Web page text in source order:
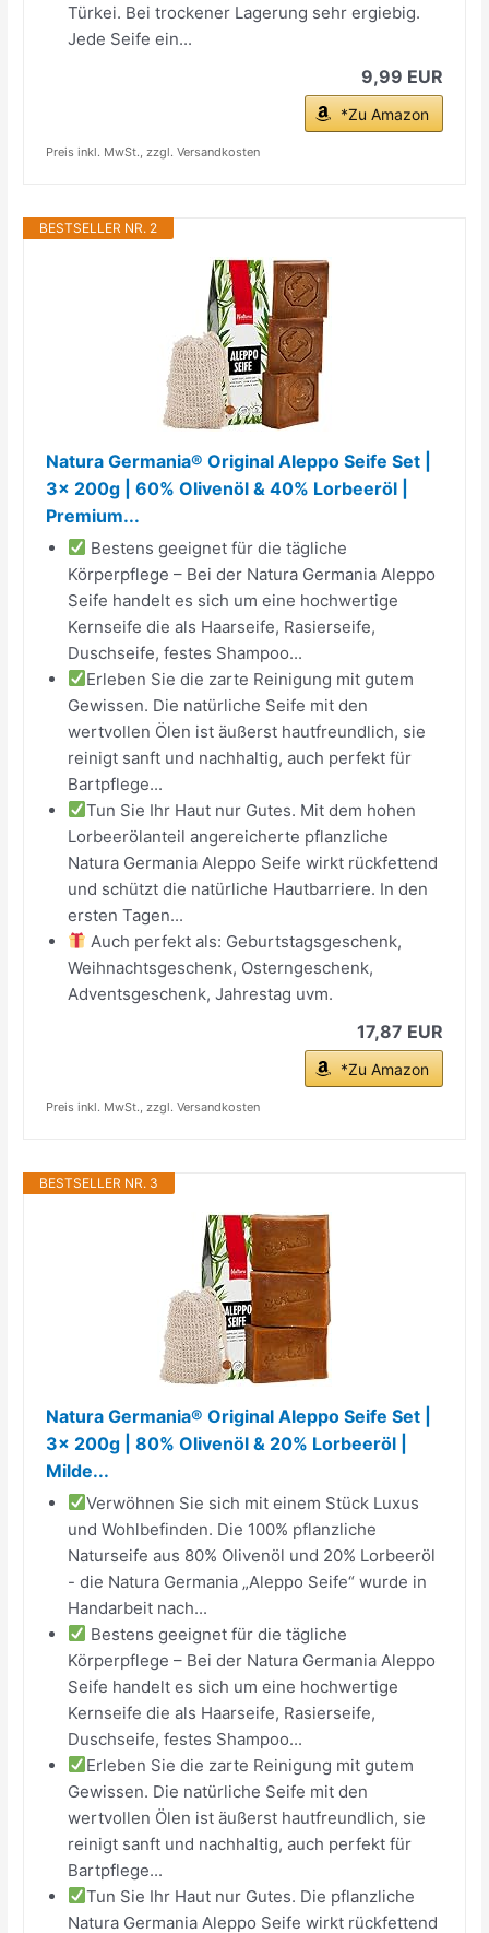
Türkei. Bei trockener Lagerung sehr ergiebig.
Jede Seife ein...
9,99 EUR
*Zu Amazon
Preis inkl. MwSt., zzgl. Versandkosten
BESTSELLER NR. 2
Natura Germania® Original Aleppo Seife Set |
3x 200g | 60% Olivenöl & 40% Lorbeeröl |
Premium...
Bestens geeignet für die tägliche
Körperpflege – Bei der Natura Germania Aleppo
Seife handelt es sich um eine hochwertige
Kernseife die als Haarseife, Rasierseife,
Duschseife, festes Shampoo...
Erleben Sie die zarte Reinigung mit gutem
Gewissen. Die natürliche Seife mit den
wertvollen Ölen ist äußerst hautfreundlich, sie
reinigt sanft und nachhaltig, auch perfekt für
Bartpflege...
Tun Sie Ihr Haut nur Gutes. Mit dem hohen
Lorbeerölanteil angereicherte pflanzliche
Natura Germania Aleppo Seife wirkt rückfettend
und schützt die natürliche Hautbarriere. In den
ersten Tagen...
Auch perfekt als: Geburtstagsgeschenk,
Weihnachtsgeschenk, Osterngeschenk,
Adventsgeschenk, Jahrestag uvm.
17,87 EUR
*Zu Amazon
Preis inkl. MwSt., zzgl. Versandkosten
BESTSELLER NR. 3
Natura Germania® Original Aleppo Seife Set |
3x 200g | 80% Olivenöl & 20% Lorbeeröl |
Milde...
Verwöhnen Sie sich mit einem Stück Luxus
und Wohlbefinden. Die 100% pflanzliche
Naturseife aus 80% Olivenöl und 20% Lorbeeröl
- die Natura Germania „Aleppo Seife“ wurde in
Handarbeit nach...
Bestens geeignet für die tägliche
Körperpflege – Bei der Natura Germania Aleppo
Seife handelt es sich um eine hochwertige
Kernseife die als Haarseife, Rasierseife,
Duschseife, festes Shampoo...
Erleben Sie die zarte Reinigung mit gutem
Gewissen. Die natürliche Seife mit den
wertvollen Ölen ist äußerst hautfreundlich, sie
reinigt sanft und nachhaltig, auch perfekt für
Bartpflege...
Tun Sie Ihr Haut nur Gutes. Die pflanzliche
Natura Germania Aleppo Seife wirkt rückfettend